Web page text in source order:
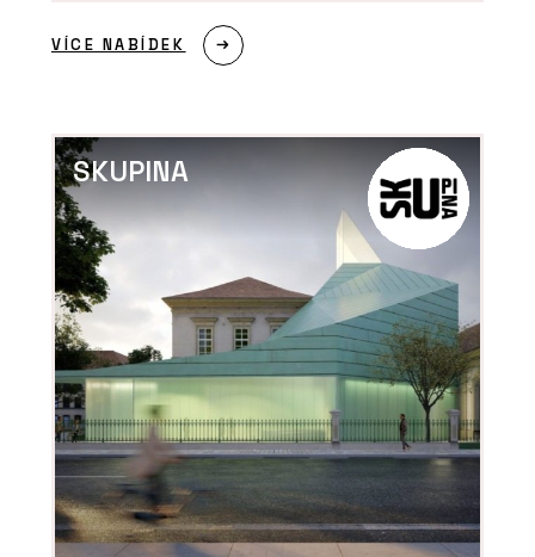
VÍCE NABÍDEK
SKUPINA